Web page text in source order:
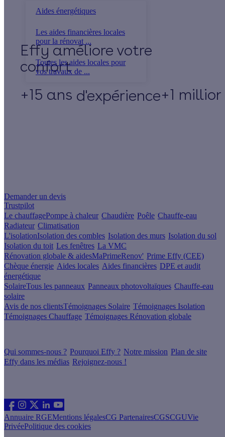
Aides énergétiques
Les aides financières locales
pour la rénovat ...
Toutes les aides locales pour
vos travaux de ...
Effy
+15 ans d'expérience+1
Demander un devis
Trustpilot
Le chauffagePompe à chaleur Chaudière Poêle Chauffe-eau
Radiateur Climatisation
L'isolationIsolation des combles Isolation des murs Isolation du sol
Isolation du toit Les fenêtres La VMC
Rénovation globale & aidesMaPrimeRenov' Prime Effy (CEE)
Chèque énergie Aides locales Aides financières DPE et audit
énergétique
SolaireTous les panneaux Panneaux photovoltaïques Chauffe-eau
solaire
Avis de nos clientsTémoignages Solaire Témoignages Isolation
Témoignages Chauffage Témoignages Rénovation globale
Qui sommes-nous ? Pourquoi Effy ? Notre mission Plan de site
Effy dans les médias Rejoignez-nous !
Annuaire RGEMentions légalesCG PartenairesCGSCGUVie
PrivéePolitique des cookies